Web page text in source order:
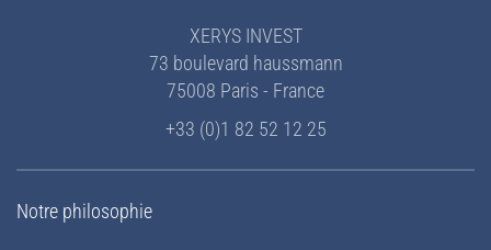
XERYS INVEST
73 boulevard haussmann
75008 Paris - France
+33 (0)1 82 52 12 25
Notre philosophie